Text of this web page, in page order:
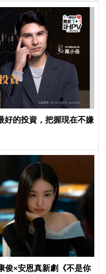
好的投資，把握現在不嫌
俊×安恩真新劇《不是你